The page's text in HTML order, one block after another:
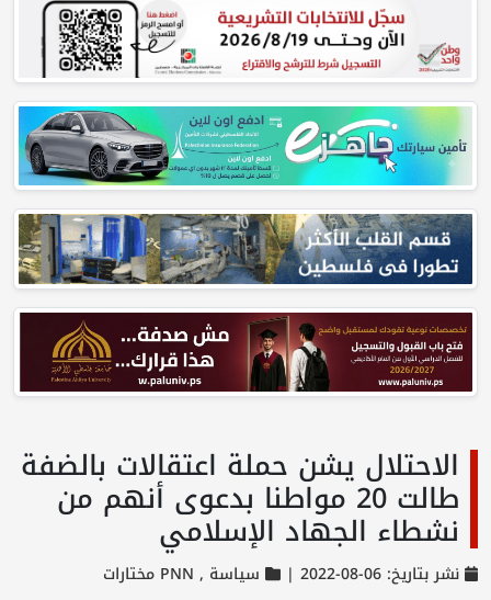
الاحتلال يشن حملة اعتقالات بالضفة
طالت 20 مواطنا بدعوى أنهم من
نشطاء الجهاد الإسلامي
نشر بتاريخ: 06-08-2022 | سياسة , PNN مختارات